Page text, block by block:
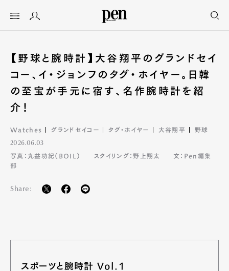
【野球と腕時計】大谷翔平のグランドセイ
コー、イ・ジョンフのタグ・ホイヤー。日韓
の至宝が手元に宿す、名作腕時計を紹
介！
Watches グランドセイコー タグ・ホイヤー 大谷翔平 野球
2026.06.03
写真：丸益功紀（BOIL）
スタイリング：野上翔太
文：Pen編集
部
Share:
スポーツと腕時計 Vol.1